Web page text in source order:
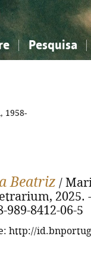
Pesquisa
sociais...
sociais...
1958-
Beatriz /
2025.
989-8412-06-5
http://